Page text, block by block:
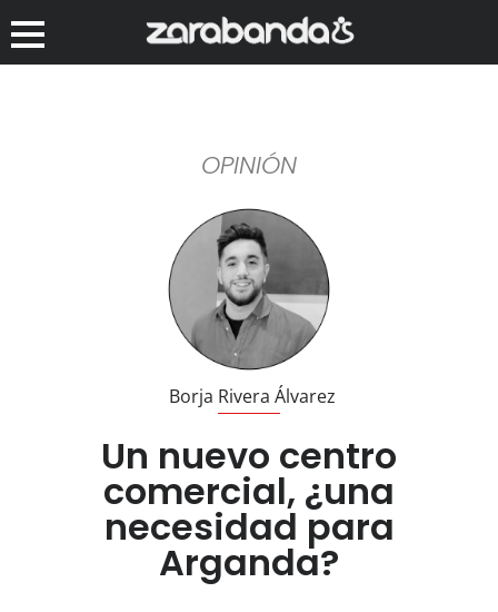
OPINIÓN
Borja Rivera Álvarez
Un nuevo centro
comercial, ¿una
necesidad para
Arganda?